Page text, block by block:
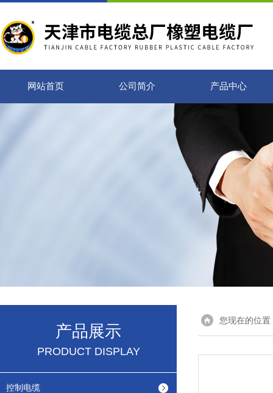
网站首页 公司简介 产品中心
产品展示
PRODUCT DISPLAY
控制电缆
您现在的位置